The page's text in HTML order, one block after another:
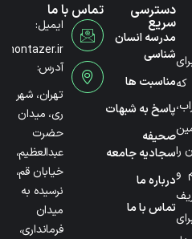
که
را
و
دسترسی
سریع
مدرسه انسان
شناسی
مناسبت ها
پاسخ به شبهات
صحیفه
سجادیه جامعه
درباره ما
تماس با ما
تماس با ما
ایمیل:
آدرس:
تهران، شهر
ری، میدان
حضرت
عبدالعظیم،
خیابان قم،
نرسیده به
میدان
فرمانداری،